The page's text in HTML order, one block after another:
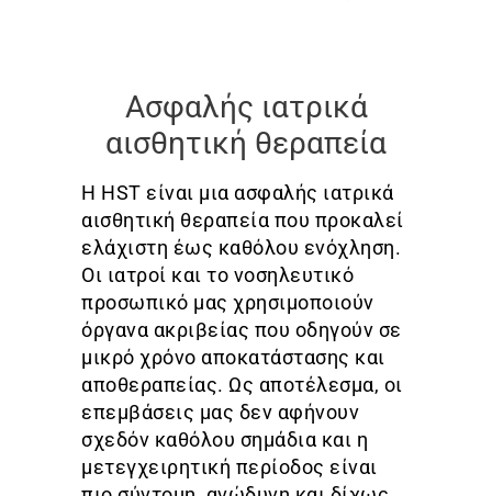
Ασφαλής ιατρικά
αισθητική θεραπεία
Η HST είναι μια ασφαλής ιατρικά
αισθητική θεραπεία που προκαλεί
ελάχιστη έως καθόλου ενόχληση.
Οι ιατροί και το νοσηλευτικό
προσωπικό μας χρησιμοποιούν
όργανα ακριβείας που οδηγούν σε
μικρό χρόνο αποκατάστασης και
αποθεραπείας. Ως αποτέλεσμα, οι
επεμβάσεις μας δεν αφήνουν
σχεδόν καθόλου σημάδια και η
μετεγχειρητική περίοδος είναι